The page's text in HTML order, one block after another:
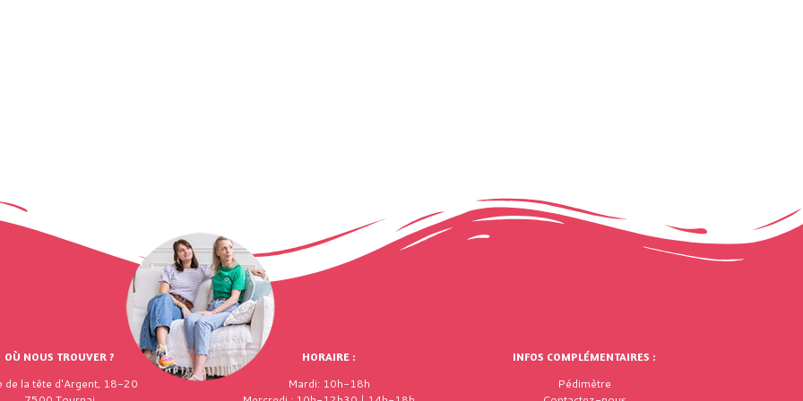
OÙ NOUS TROUVER ?
de la tête d'Argent, 18-20
HORAIRE :
Mardi: 10h-18h
INFOS COMPLÉMENTAIRES :
Pédimètre